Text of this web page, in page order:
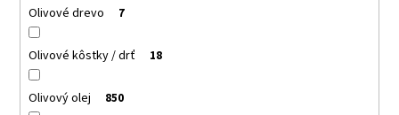
Olivové drevo 7
Olivové kôstky / drť 18
Olivový olej 850